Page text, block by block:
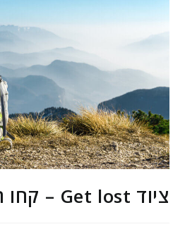
ציוד Get lost – קחו רק מה שצריך